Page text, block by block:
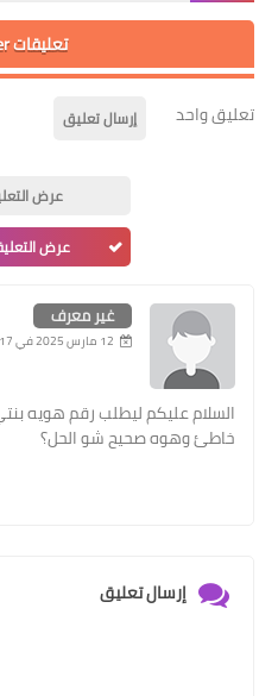
تعليقات Blogger
تعليق واحد إرسال تعليق
عرض
عرض
غير معرف
12 مارس 2025 في 10:17 م
السلام عليكم ليطلب رقم هويه
خاطئ وهوه صحيح شو الحل؟
إرسال تعليق